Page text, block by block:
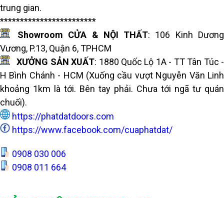
trung gian.
************************
Showroom CỬA & NỘI THẤT: 106 Kinh Dương
Vương, P.13, Quận 6, TPHCM
XƯỞNG SẢN XUẤT: 1880 Quốc Lộ 1A - TT Tân Túc -
H Bình Chánh - HCM (Xuống cầu vượt Nguyễn Văn Linh
khoảng 1km là tới. Bên tay phải. Chưa tới ngã tư quán
chuối).
https://phatdatdoors.com
https://www.facebook.com/cuaphatdat/
0908 030 006
0908 011 664